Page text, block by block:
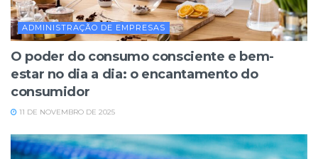
ADMINISTRAÇÃO DE EMPRESAS
O poder do consumo consciente e bem-
estar no dia a dia: o encantamento do
consumidor
11 DE NOVEMBRO DE 2025